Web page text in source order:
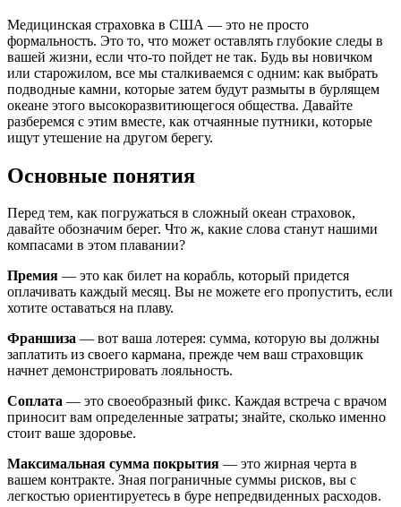
Медицинская страховка в США — это не просто
формальность. Это то, что может оставлять глубокие следы в
вашей жизни, если что-то пойдет не так. Будь вы новичком
или старожилом, все мы сталкиваемся с одним: как выбрать
подводные камни, которые затем будут размыты в бурлящем
океане этого высокоразвитиющегося общества. Давайте
разберемся с этим вместе, как отчаянные путники, которые
ищут утешение на другом берегу.
Основные понятия
Перед тем, как погружаться в сложный океан страховок,
давайте обозначим берег. Что ж, какие слова станут нашими
компасами в этом плавании?
Премия — это как билет на корабль, который придется
оплачивать каждый месяц. Вы не можете его пропустить, если
хотите оставаться на плаву.
Франшиза — вот ваша лотерея: сумма, которую вы должны
заплатить из своего кармана, прежде чем ваш страховщик
начнет демонстрировать лояльность.
Соплата — это своеобразный фикс. Каждая встреча с врачом
приносит вам определенные затраты; знайте, сколько именно
стоит ваше здоровье.
Максимальная сумма покрытия — это жирная черта в
вашем контракте. Зная пограничные суммы рисков, вы с
легкостью ориентируетесь в буре непредвиденных расходов.